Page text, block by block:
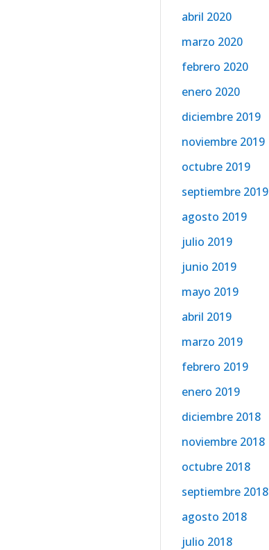
abril 2020
marzo 2020
febrero 2020
enero 2020
diciembre 2019
noviembre 2019
octubre 2019
septiembre 2019
agosto 2019
julio 2019
junio 2019
mayo 2019
abril 2019
marzo 2019
febrero 2019
enero 2019
diciembre 2018
noviembre 2018
octubre 2018
septiembre 2018
agosto 2018
julio 2018